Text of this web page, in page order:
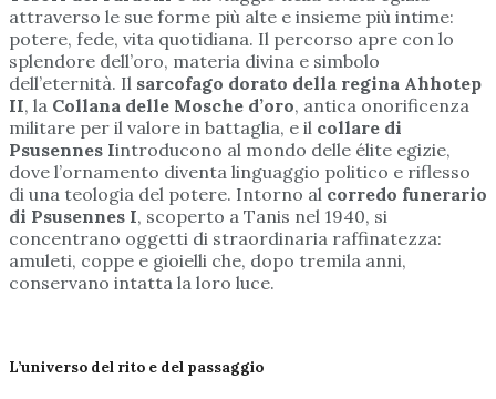
attraverso le sue forme più alte e insieme più intime:
potere, fede, vita quotidiana. Il percorso apre con lo
splendore dell’oro, materia divina e simbolo
dell’eternità. Il sarcofago dorato della regina Ahhotep
II, la Collana delle Mosche d’oro, antica onorificenza
militare per il valore in battaglia, e il collare di
Psusennes Iintroducono al mondo delle élite egizie,
dove l’ornamento diventa linguaggio politico e riflesso
di una teologia del potere. Intorno al corredo funerario
di Psusennes I, scoperto a Tanis nel 1940, si
concentrano oggetti di straordinaria raffinatezza:
amuleti, coppe e gioielli che, dopo tremila anni,
conservano intatta la loro luce.
L’universo del rito e del passaggio